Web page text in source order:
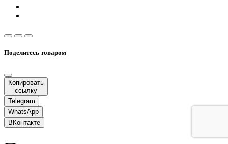
Поделитесь товаром
Копировать
ссылку
Telegram
WhatsApp
ВКонтакте